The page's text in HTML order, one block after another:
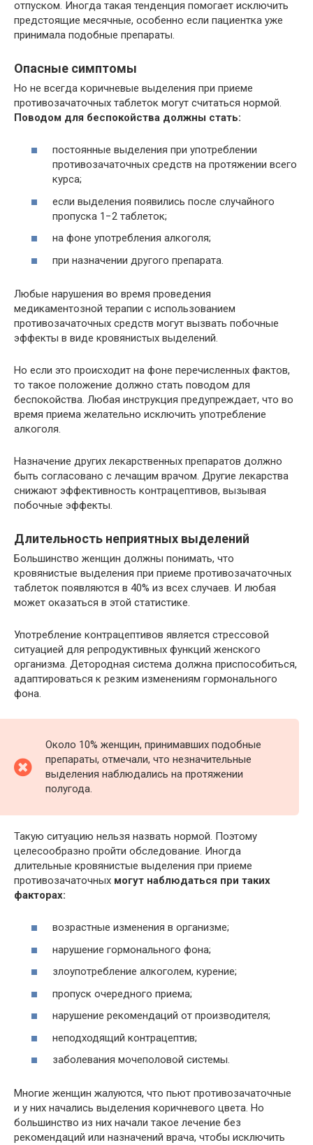
отпуском. Иногда такая тенденция помогает исключить
предстоящие месячные, особенно если пациентка уже
принимала подобные препараты.
Опасные симптомы
Но не всегда коричневые выделения при приеме
противозачаточных таблеток могут считаться нормой.
Поводом для беспокойства должны стать:
постоянные выделения при употреблении
противозачаточных средств на протяжении всего
курса;
если выделения появились после случайного
пропуска 1−2 таблеток;
на фоне употребления алкоголя;
при назначении другого препарата.
Любые нарушения во время проведения
медикаментозной терапии с использованием
противозачаточных средств могут вызвать побочные
эффекты в виде кровянистых выделений.
Но если это происходит на фоне перечисленных фактов,
то такое положение должно стать поводом для
беспокойства. Любая инструкция предупреждает, что во
время приема желательно исключить употребление
алкоголя.
Назначение других лекарственных препаратов должно
быть согласовано с лечащим врачом. Другие лекарства
снижают эффективность контрацептивов, вызывая
побочные эффекты.
Длительность неприятных выделений
Большинство женщин должны понимать, что
кровянистые выделения при приеме противозачаточных
таблеток появляются в 40% из всех случаев. И любая
может оказаться в этой статистике.
Употребление контрацептивов является стрессовой
ситуацией для репродуктивных функций женского
организма. Детородная система должна приспособиться,
адаптироваться к резким изменениям гормонального
фона.
Около 10% женщин, принимавших подобные
препараты, отмечали, что незначительные
выделения наблюдались на протяжении
полугода.
Такую ситуацию нельзя назвать нормой. Поэтому
целесообразно пройти обследование. Иногда
длительные кровянистые выделения при приеме
противозачаточных могут наблюдаться при таких
факторах:
возрастные изменения в организме;
нарушение гормонального фона;
злоупотребление алкоголем, курение;
пропуск очередного приема;
нарушение рекомендаций от производителя;
неподходящий контрацептив;
заболевания мочеполовой системы.
Многие женщин жалуются, что пьют противозачаточные
и у них начались выделения коричневого цвета. Но
большинство из них начали такое лечение без
рекомендаций или назначений врача, чтобы исключить